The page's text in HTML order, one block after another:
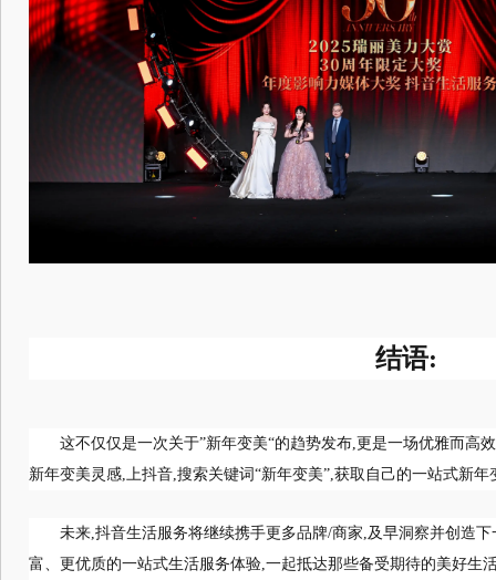
结语:
这不仅仅是一次关于”新年变美“的趋势发布,更是一场优雅而高
新年变美灵感,上抖音,搜索关键词“新年变美”,获取自己的一站式新年
未来,抖音生活服务将继续携手更多品牌/商家,及早洞察并创造
富、更优质的一站式生活服务体验,一起抵达那些备受期待的美好生